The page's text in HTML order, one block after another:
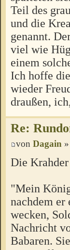
Teil des
und die
genannt.
viel wie
einem
Ich hoffe
wieder
draußen,
Re:
von Dagain
Die
"Mein
nachdem er
wecken,
Nachricht
Babaren.